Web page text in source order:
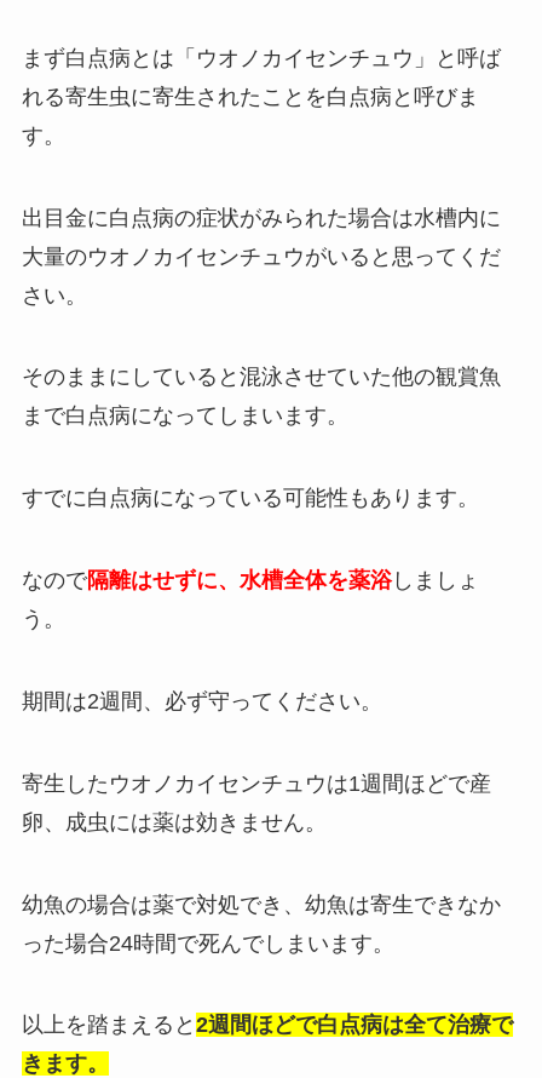
まず白点病とは「ウオノカイセンチュウ」と呼ば
れる寄生虫に寄生されたことを白点病と呼びま
す。
出目金に白点病の症状がみられた場合は水槽内に
大量のウオノカイセンチュウがいると思ってくだ
さい。
そのままにしていると混泳させていた他の観賞魚
まで白点病になってしまいます。
すでに白点病になっている可能性もあります。
なので隔離はせずに、水槽全体を薬浴しましょ
う。
期間は2週間、必ず守ってください。
寄生したウオノカイセンチュウは1週間ほどで産
卵、成虫には薬は効きません。
幼魚の場合は薬で対処でき、幼魚は寄生できなか
った場合24時間で死んでしまいます。
以上を踏まえると 2週間ほどで白点病は全て治療で
きます。